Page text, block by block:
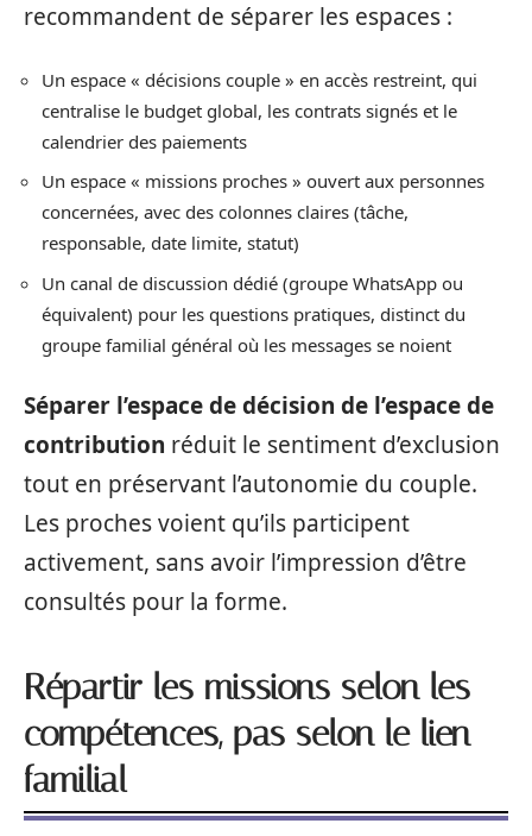
recommandent de séparer les espaces :
Un espace « décisions couple » en accès restreint, qui
centralise le budget global, les contrats signés et le
calendrier des paiements
Un espace « missions proches » ouvert aux personnes
concernées, avec des colonnes claires (tâche,
responsable, date limite, statut)
Un canal de discussion dédié (groupe WhatsApp ou
équivalent) pour les questions pratiques, distinct du
groupe familial général où les messages se noient
Séparer l’espace de décision de l’espace de
contribution réduit le sentiment d’exclusion
tout en préservant l’autonomie du couple.
Les proches voient qu’ils participent
activement, sans avoir l’impression d’être
consultés pour la forme.
Répartir les missions selon les
compétences, pas selon le lien
familial